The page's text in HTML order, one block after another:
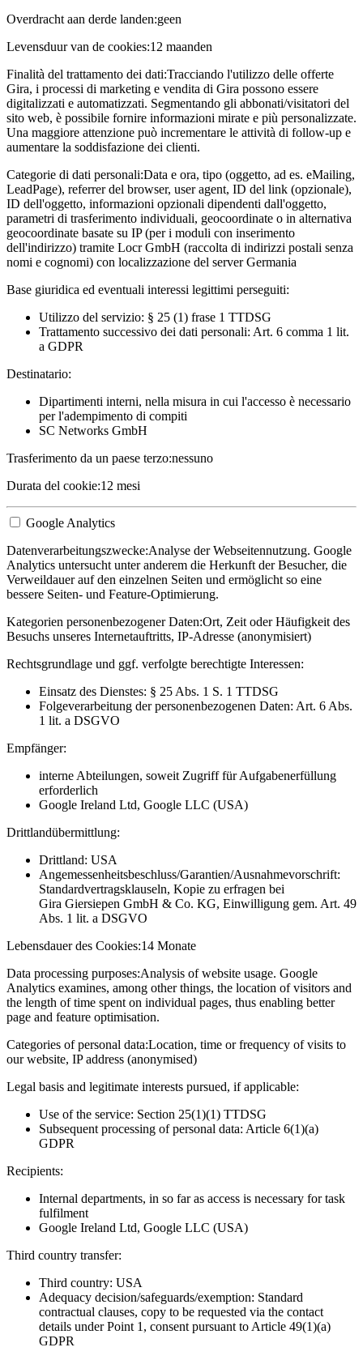
Overdracht aan derde landen:geen
Levensduur van de cookies:12 maanden
Finalità del trattamento dei dati:Tracciando l'utilizzo delle offerte
Gira, i processi di marketing e vendita di Gira possono essere
digitalizzati e automatizzati. Segmentando gli abbonati/visitatori del
sito web, è possibile fornire informazioni mirate e più personalizzate.
Una maggiore attenzione può incrementare le attività di follow-up e
aumentare la soddisfazione dei clienti.
Categorie di dati personali:Data e ora, tipo (oggetto, ad es. eMailing,
LeadPage), referrer del browser, user agent, ID del link (opzionale),
ID dell'oggetto, informazioni opzionali dipendenti dall'oggetto,
parametri di trasferimento individuali, geocoordinate o in alternativa
geocoordinate basate su IP (per i moduli con inserimento
dell'indirizzo) tramite Locr GmbH (raccolta di indirizzi postali senza
nomi e cognomi) con localizzazione del server Germania
Base giuridica ed eventuali interessi legittimi perseguiti:
Utilizzo del servizio: § 25 (1) frase 1 TTDSG
Trattamento successivo dei dati personali: Art. 6 comma 1 lit.
a GDPR
Destinatario:
Dipartimenti interni, nella misura in cui l'accesso è necessario
per l'adempimento di compiti
SC Networks GmbH
Trasferimento da un paese terzo:nessuno
Durata del cookie:12 mesi
Google Analytics
Datenverarbeitungszwecke:Analyse der Webseitennutzung. Google
Analytics untersucht unter anderem die Herkunft der Besucher, die
Verweildauer auf den einzelnen Seiten und ermöglicht so eine
bessere Seiten- und Feature-Optimierung.
Kategorien personenbezogener Daten:Ort, Zeit oder Häufigkeit des
Besuchs unseres Internetauftritts, IP-Adresse (anonymisiert)
Rechtsgrundlage und ggf. verfolgte berechtigte Interessen:
Einsatz des Dienstes: § 25 Abs. 1 S. 1 TTDSG
Folgeverarbeitung der personenbezogenen Daten: Art. 6 Abs.
1 lit. a DSGVO
Empfänger:
interne Abteilungen, soweit Zugriff für Aufgabenerfüllung
erforderlich
Google Ireland Ltd, Google LLC (USA)
Drittlandübermittlung:
Drittland: USA
Angemessenheitsbeschluss/Garantien/Ausnahmevorschrift:
Standardvertragsklauseln, Kopie zu erfragen bei
Gira Giersiepen GmbH & Co. KG, Einwilligung gem. Art. 49
Abs. 1 lit. a DSGVO
Lebensdauer des Cookies:14 Monate
Data processing purposes:Analysis of website usage. Google
Analytics examines, among other things, the location of visitors and
the length of time spent on individual pages, thus enabling better
page and feature optimisation.
Categories of personal data:Location, time or frequency of visits to
our website, IP address (anonymised)
Legal basis and legitimate interests pursued, if applicable:
Use of the service: Section 25(1)(1) TTDSG
Subsequent processing of personal data: Article 6(1)(a)
GDPR
Recipients:
Internal departments, in so far as access is necessary for task
fulfilment
Google Ireland Ltd, Google LLC (USA)
Third country transfer:
Third country: USA
Adequacy decision/safeguards/exemption: Standard
contractual clauses, copy to be requested via the contact
details under Point 1, consent pursuant to Article 49(1)(a)
GDPR